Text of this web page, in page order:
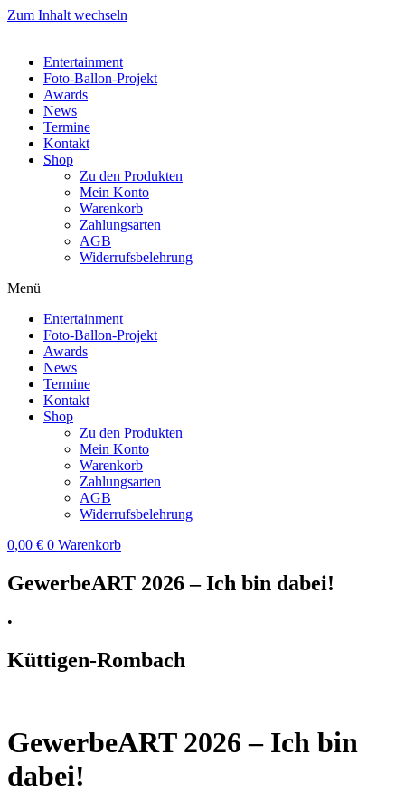
Zum Inhalt wechseln
Entertainment
Foto-Ballon-Projekt
Awards
News
Termine
Kontakt
Shop
Zu den Produkten
Mein Konto
Warenkorb
Zahlungsarten
AGB
Widerrufsbelehrung
Menü
Entertainment
Foto-Ballon-Projekt
Awards
News
Termine
Kontakt
Shop
Zu den Produkten
Mein Konto
Warenkorb
Zahlungsarten
AGB
Widerrufsbelehrung
0,00 € 0 Warenkorb
GewerbeART 2026 – Ich bin dabei!
•
Küttigen-Rombach
GewerbeART 2026 – Ich bin
dabei!